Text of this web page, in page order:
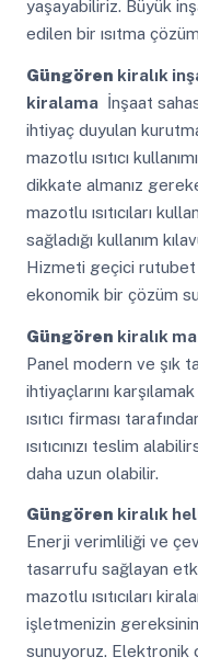
yaşayabiliriz. Büyük
edilen bir ısıtma
Güngören kiralık
kiralamaİnşaat
ihtiyaç duyulan
mazotlu ısıtıcı
dikkate almanız
mazotlu ısıtıcıları
sağladığı kullanım
Hizmeti geçici rutubet
ekonomik bir çözüm
Güngören kiralık
Panel modern ve şık
ihtiyaçlarını
ısıtıcı firması
ısıtıcınızı teslim
daha uzun olabilir.
Güngören kiralık
Enerji verimliliği ve
tasarrufu sağlayan
mazotlu ısıtıcıları
işletmenizin
sunuyoruz. Elektronik